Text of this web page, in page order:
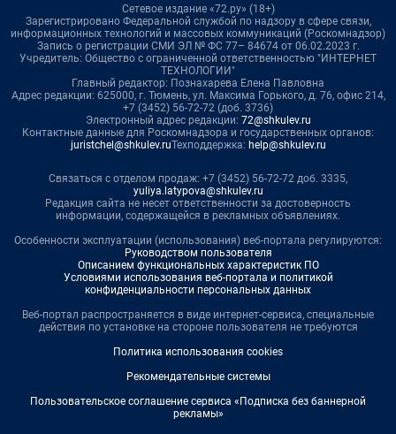
Сетевое издание «72.ру» (18+)
Зарегистрировано Федеральной службой по надзору в сфере связи,
информационных технологий и массовых коммуникаций (Роскомнадзор)
Запись о регистрации СМИ ЭЛ № ФС 77– 84674 от 06.02.2023 г.
Учредитель: Общество с ограниченной ответственностью "ИНТЕРНЕТ
ТЕХНОЛОГИИ"
Главный редактор: Познахарева Елена Павловна
Адрес редакции: 625000, г. Тюмень, ул. Максима Горького, д. 76, офис 214,
+7 (3452) 56-72-72 (доб. 3736)
Электронный адрес редакции: 72@shkulev.ru
Контактные данные для Роскомнадзора и государственных органов:
juristchel@shkulev.ruТехподдержка: help@shkulev.ru
Связаться с отделом продаж: +7 (3452) 56-72-72 доб. 3335,
yuliya.latypova@shkulev.ru
Редакция сайта не несет ответственности за достоверность
информации, содержащейся в рекламных объявлениях.
Особенности эксплуатации (использования) веб-портала регулируются:
Руководством пользователя
Описанием функциональных характеристик ПО
Условиями использования веб-портала и политикой
конфиденциальности персональных данных
Веб-портал распространяется в виде интернет-сервиса, специальные
действия по установке на стороне пользователя не требуются
Политика использования cookies
Рекомендательные системы
Пользовательское соглашение сервиса «Подписка без баннерной
рекламы»